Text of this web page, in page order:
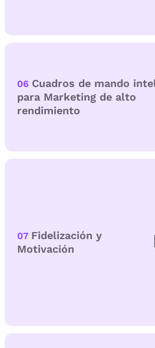
06 Cuadros de mando
para Marketing de alto
rendimiento
07 Fidelización y
Motivación